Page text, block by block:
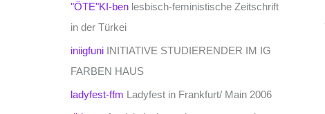
"ÖTE"KI-ben lesbisch-feministische Zeitschrift
in der Türkei
iniigfuni INITIATIVE STUDIERENDER IM IG
FARBEN HAUS
ladyfest-ffm Ladyfest in Frankfurt/ Main 2006